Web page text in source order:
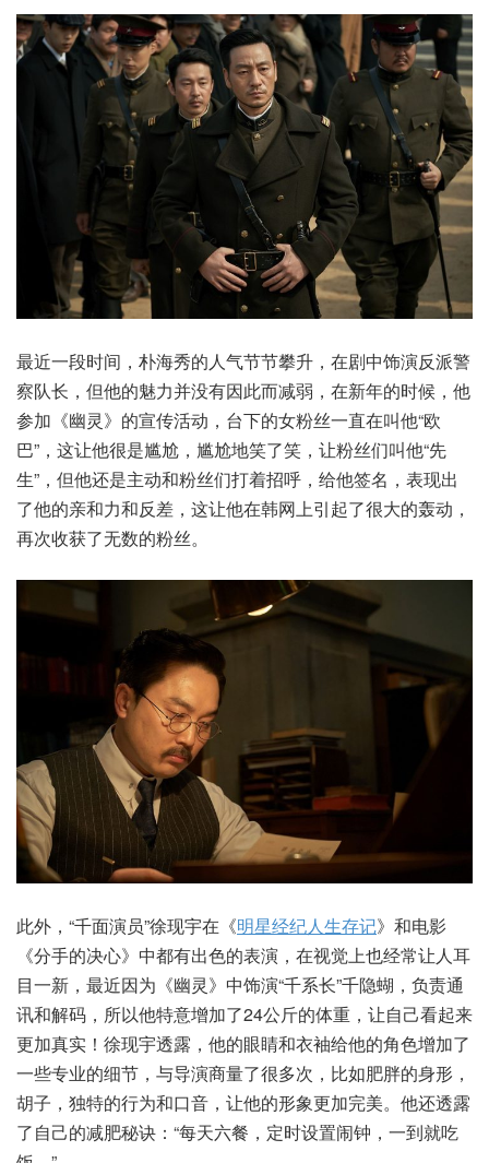
最近一段时间，朴海秀的人气节节攀升，在剧中饰演反派警
察队长，但他的魅力并没有因此而减弱，在新年的时候，他
参加《幽灵》的宣传活动，台下的女粉丝一直在叫他“欧
巴”，这让他很是尴尬，尴尬地笑了笑，让粉丝们叫他“先
生”，但他还是主动和粉丝们打着招呼，给他签名，表现出
了他的亲和力和反差，这让他在韩网上引起了很大的轰动，
再次收获了无数的粉丝。
此外，“千面演员”徐现宇在《明星经纪人生存记》和电影
《分手的决心》中都有出色的表演，在视觉上也经常让人耳
目一新，最近因为《幽灵》中饰演“千系长”千隐蝴，负责通
讯和解码，所以他特意增加了24公斤的体重，让自己看起来
更加真实！徐现宇透露，他的眼睛和衣袖给他的角色增加了
一些专业的细节，与导演商量了很多次，比如肥胖的身形，
胡子，独特的行为和口音，让他的形象更加完美。他还透露
了自己的减肥秘诀：“每天六餐，定时设置闹钟，一到就吃